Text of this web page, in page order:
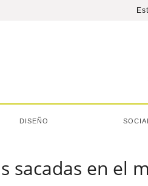
DISEÑO
sacadas en el